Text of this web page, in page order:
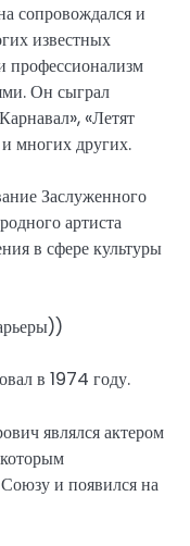
сопровождался и
известных
профессионализм
Он сыграл
«Летят
многих других.
Заслуженного
артиста
в сфере культуры
в 1974 году.
являлся актером
и появился на